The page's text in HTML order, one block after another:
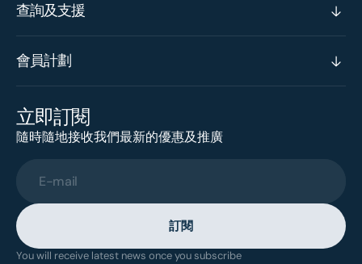
查詢及支援
會員計劃
立即訂閱
隨時隨地接收我們最新的優惠及推廣
E-mail
訂閱
You will receive latest news once you subscribe